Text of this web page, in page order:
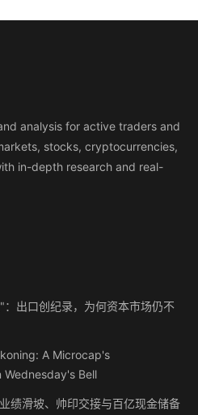
analysis for active traders and
stocks, cryptocurrencies,
in-depth research and real-
出口创纪录，为何资本市场仍不
A Microcap's
Wednesday's Bell
绩滑坡、帅印交接与百亿现金储备